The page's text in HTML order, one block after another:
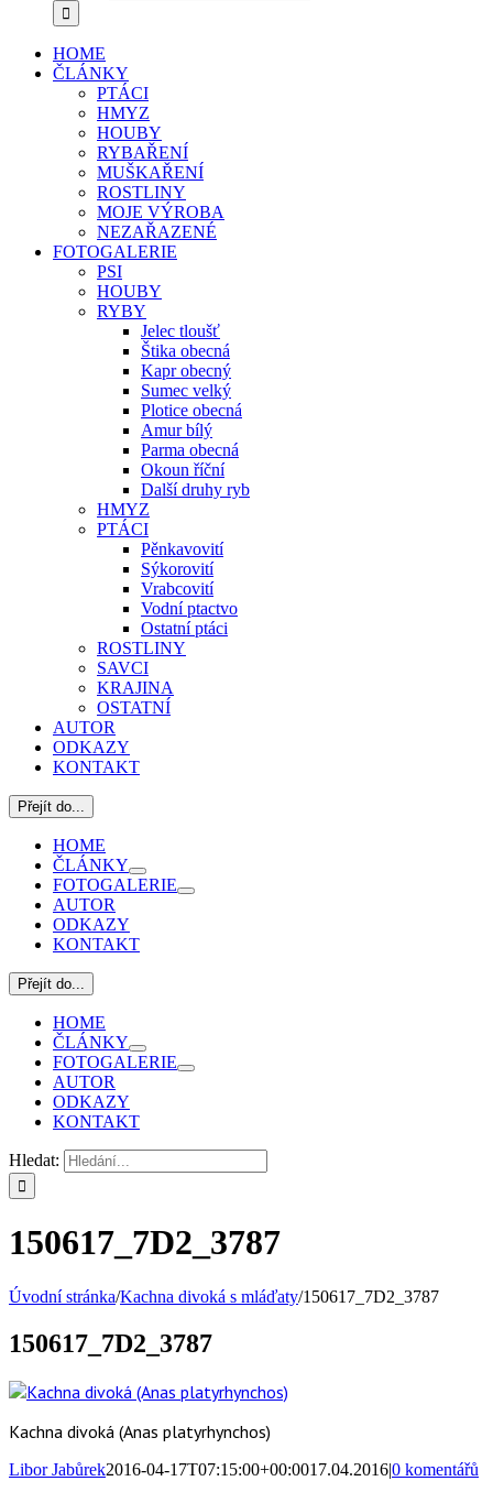
HOME
ČLÁNKY
PTÁCI
HMYZ
HOUBY
RYBAŘENÍ
MUŠKAŘENÍ
ROSTLINY
MOJE VÝROBA
NEZAŘAZENÉ
FOTOGALERIE
PSI
HOUBY
RYBY
Jelec tloušť
Štika obecná
Kapr obecný
Sumec velký
Plotice obecná
Amur bílý
Parma obecná
Okoun říční
Další druhy ryb
HMYZ
PTÁCI
Pěnkavovití
Sýkorovití
Vrabcovití
Vodní ptactvo
Ostatní ptáci
ROSTLINY
SAVCI
KRAJINA
OSTATNÍ
AUTOR
ODKAZY
KONTAKT
Přejít do...
HOME
ČLÁNKY
FOTOGALERIE
AUTOR
ODKAZY
KONTAKT
Přejít do...
HOME
ČLÁNKY
FOTOGALERIE
AUTOR
ODKAZY
KONTAKT
Hledat:
150617_7D2_3787
Úvodní stránka/Kachna divoká s mláďaty/150617_7D2_3787
150617_7D2_3787
Kachna divoká (Anas platyrhynchos)
Libor Jabůrek2016-04-17T07:15:00+00:0017.04.2016|0 komentářů